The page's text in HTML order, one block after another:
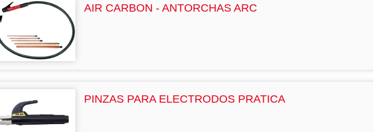
AIR CARBON - ANTORCHAS ARC
PINZAS PARA ELECTRODOS PRATICA